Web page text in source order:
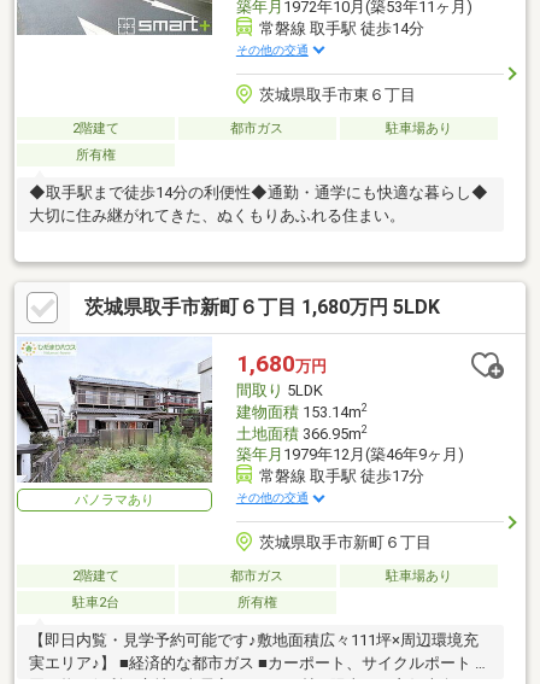
築年月 1972年10月(築53年11ヶ月)
常磐線 取手駅 徒歩14分
その他の交通
茨城県取手市東６丁目
2階建て 都市ガス
駐車場あり
所有権
◆取手駅まで徒歩14分の利便性◆通勤・通学にも快適な暮らし◆
大切に住み継がれてきた、ぬくもりあふれる住まい。
茨城県取手市新町６丁目 1,680万円 5LDK
パノラマあり
1,680万円
間取り 5LDK
建物面積153.14m2
土地面積366.95m2
築年月 1979年12月(築46年9ヶ月)
常磐線 取手駅 徒歩17分
その他の交通
茨城県取手市新町６丁目
2階建て 都市ガス
駐車場あり
駐車2台
所有権
【即日内覧・見学予約可能です♪敷地面積広々111坪×周辺環境充
実エリア♪】 ■経済的な都市ガス ■カーポート、サイクルポート ■